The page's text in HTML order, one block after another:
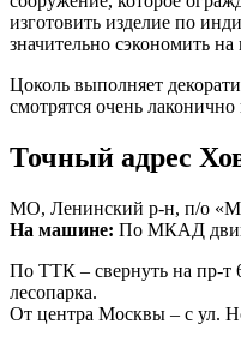
изготовить изделие по
значительно сэкономить
Цоколь выполняет
смотрятся очень
Точный адрес
МО, Ленинский р-н, п/о
На машине: По МКАД
По ТТК – свернуть на пр-т
лесопарка.
От центра Москвы – с ул.